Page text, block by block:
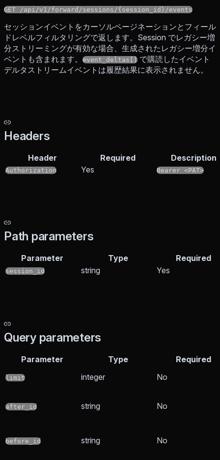
GET /api/v1/forward/sessions/{session_id}/events
セッションイベントをカーソルページネーションとフィール
ドレベルフィルタリングで返します。Session でレガシー増
分ストリーミングが有効な場合、生成されたレガシー増分イ
ベントも含まれます。
event_deltas[] で購読したイベント
デルタストリームイベントは履歴結果に表示されません。
Headers
Header Required Description
Authorization Yes Bearer <PAT>
Path parameters
Parameter Type Required
session_id string Yes
Query parameters
Parameter Type Required
limit integer No
after_id string No
before_id string No